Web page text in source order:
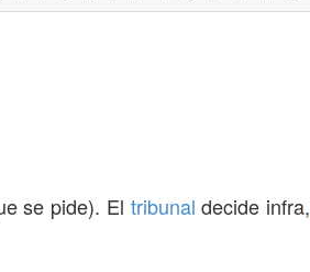
se pide). El tribunal decide infra,